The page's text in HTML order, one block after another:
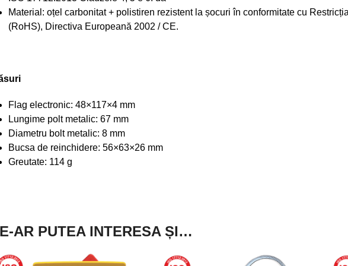
Material: oțel carbonitat + polistiren rezistent la șocuri în conformitate cu
(RoHS), Directiva Europeană 2002 / CE.
Flag electronic: 48×117×4 mm
Lungime polt metalic: 67 mm
Diametru bolt metalic: 8 mm
Bucsa de reinchidere: 56×63×26 mm
Greutate: 114 g
AR PUTEA INTERESA ȘI…